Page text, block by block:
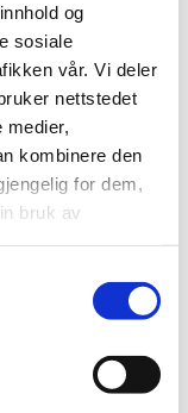
og
sosiale
vår. Vi deler
nettstedet
kombinere den
for dem,
bruk av
med SPA blitt
SPA?
for "Sanna
vann".
mineralvann
som omfatter
skjønnhet, og
men det
å se om vi har